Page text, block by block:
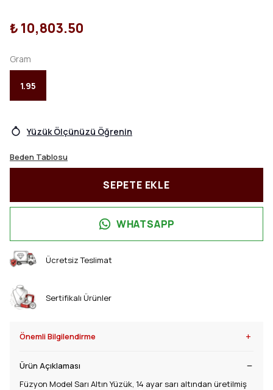
₺ 10,803.50
Gram
1.95
Yüzük Ölçünüzü Öğrenin
Beden Tablosu
SEPETE EKLE
WHATSAPP
Ücretsiz Teslimat
Sertifikalı Ürünler
Önemli Bilgilendirme +
Ürün Açıklaması
Füzyon Model Sarı Altın Yüzük, 14 ayar sarı altından üretilmiş